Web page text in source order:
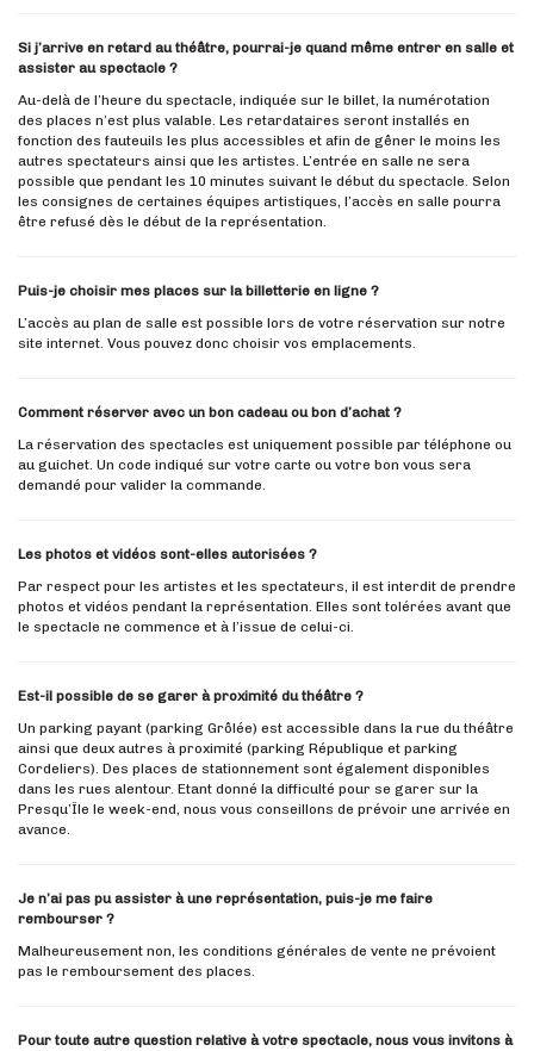
Si j’arrive en retard au théâtre, pourrai-je quand même entrer en salle et
assister au spectacle ?
Au-delà de l’heure du spectacle, indiquée sur le billet, la numérotation
des places n’est plus valable. Les retardataires seront installés en
fonction des fauteuils les plus accessibles et afin de gêner le moins les
autres spectateurs ainsi que les artistes. L’entrée en salle ne sera
possible que pendant les 10 minutes suivant le début du spectacle. Selon
les consignes de certaines équipes artistiques, l’accès en salle pourra
être refusé dès le début de la représentation.
Puis-je choisir mes places sur la billetterie en ligne ?
L’accès au plan de salle est possible lors de votre réservation sur notre
site internet. Vous pouvez donc choisir vos emplacements.
Comment réserver avec un bon cadeau ou bon d’achat ?
La réservation des spectacles est uniquement possible par téléphone ou
au guichet. Un code indiqué sur votre carte ou votre bon vous sera
demandé pour valider la commande.
Les photos et vidéos sont-elles autorisées ?
Par respect pour les artistes et les spectateurs, il est interdit de prendre
photos et vidéos pendant la représentation. Elles sont tolérées avant que
le spectacle ne commence et à l’issue de celui-ci.
Est-il possible de se garer à proximité du théâtre ?
Un parking payant (parking Grôlée) est accessible dans la rue du théâtre
ainsi que deux autres à proximité (parking République et parking
Cordeliers). Des places de stationnement sont également disponibles
dans les rues alentour. Etant donné la difficulté pour se garer sur la
Presqu’Île le week-end, nous vous conseillons de prévoir une arrivée en
avance.
Je n’ai pas pu assister à une représentation, puis-je me faire
rembourser ?
Malheureusement non, les conditions générales de vente ne prévoient
pas le remboursement des places.
Pour toute autre question relative à votre spectacle, nous vous invitons à